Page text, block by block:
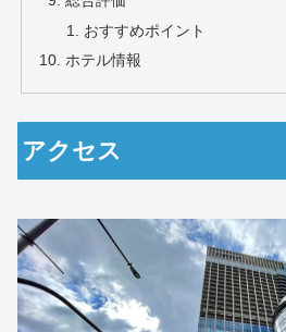
おすすめポイント
ホテル情報
アクセス